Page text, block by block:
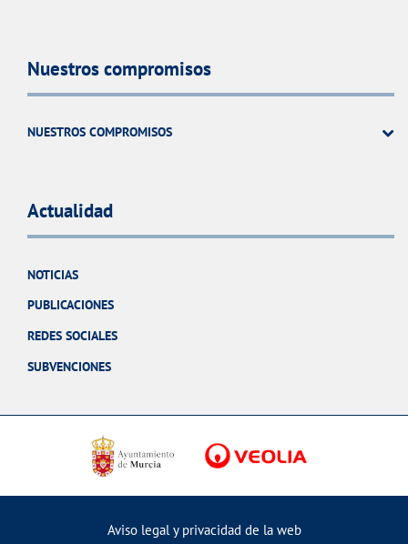
Nuestros compromisos
NUESTROS COMPROMISOS
Actualidad
NOTICIAS
PUBLICACIONES
REDES SOCIALES
SUBVENCIONES
Aviso legal y privacidad de la web